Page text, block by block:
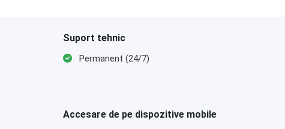
Suport tehnic
Permanent (24/7)
Accesare de pe dispozitive mobile